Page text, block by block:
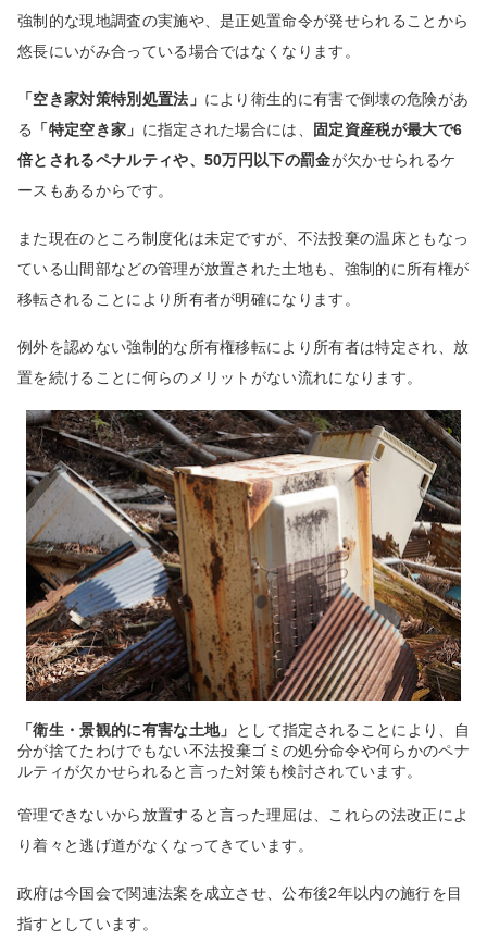
強制的な現地調査の実施や、是正処置命令が発せられることから
悠長にいがみ合っている場合ではなくなります。
「空き家対策特別処置法」 により衛生的に有害で倒壊の危険があ
る
「特定空き家」 に指定された場合には、
固定資産税が最大で6
倍とされるペナルティや、50万円以下の罰金が欠かせられるケ
ースもあるからです。
また現在のところ制度化は未定ですが、不法投棄の温床ともなっ
ている山間部などの管理が放置された土地も、強制的に所有権が
移転されることにより所有者が明確になります。
例外を認めない強制的な所有権移転により所有者は特定され、放
置を続けることに何らのメリットがない流れになります。
「衛生・景観的に有害な土地」
として指定されることにより、自
分が捨てたわけでもない不法投棄ゴミの処分命令や何らかのペナ
ルティが欠かせられると言った対策も検討されています。
管理できないから放置すると言った理屈は、これらの法改正によ
り着々と逃げ道がなくなってきています。
政府は今国会で関連法案を成立させ、公布後2年以内の施行を目
指すとしています。